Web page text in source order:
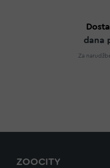
dana
Za
ZOOCITY